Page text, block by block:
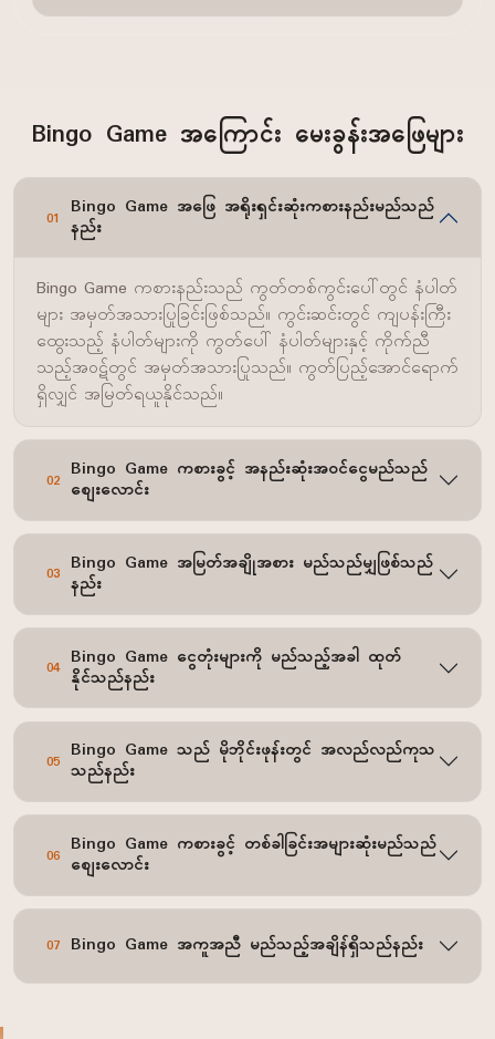
Bingo Game အကြောင်း မေးခွန်းအဖြေများ
01 Bingo Game အဖြေ အရိုးရှင်းဆုံးကစားနည်းမည်သည်
နည်း
Bingo Game ကစားနည်းသည် ကွတ်တစ်ကွင်းပေါ်တွင် နံပါတ်
များ အမှတ်အသားပြုခြင်းဖြစ်သည်။ ကွင်းဆင်းတွင် ကျပန်းကြီး
ထွေးသည့် နံပါတ်များကို ကွတ်ပေါ် နံပါတ်များနှင့် ကိုက်ညီ
သည့်အဝဋ်တွင် အမှတ်အသားပြုသည်။ ကွတ်ပြည့်အောင်ရောက်
ရှိလျှင် အမြတ်ရယူနိုင်သည်။
02 Bingo Game ကစားခွင့် အနည်းဆုံးအဝင်ငွေမည်သည်
စျေးလောင်း
03 Bingo Game အမြတ်အချိုအစား မည်သည်မျှဖြစ်သည်
နည်း
04 Bingo Game ငွေတုံးများကို မည်သည့်အခါ ထုတ်
နိုင်သည်နည်း
05 Bingo Game သည် မိုဘိုင်းဖုန်းတွင် အလည်လည်ကုသ
သည်နည်း
06 Bingo Game ကစားခွင့် တစ်ခါခြင်းအများဆုံးမည်သည်
စျေးလောင်း
07 Bingo Game အကူအညီ မည်သည့်အချိန်ရှိသည်နည်း